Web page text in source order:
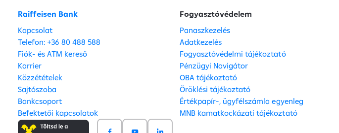
Raiffeisen Bank
Kapcsolat
Telefon: +36 80 488 588
Fiók- és ATM kereső
Karrier
Közzétételek
Sajtószoba
Bankcsoport
Befektetői kapcsolatok
Fogyasztóvédelem
Panaszkezelés
Adatkezelés
Fogyasztóvédelmi tájékoztató
Pénzügyi Navigátor
OBA tájékoztató
Öröklési tájékoztató
Értékpapír-, ügyfélszámla egyenleg
MNB kamatkockázati tájékoztató